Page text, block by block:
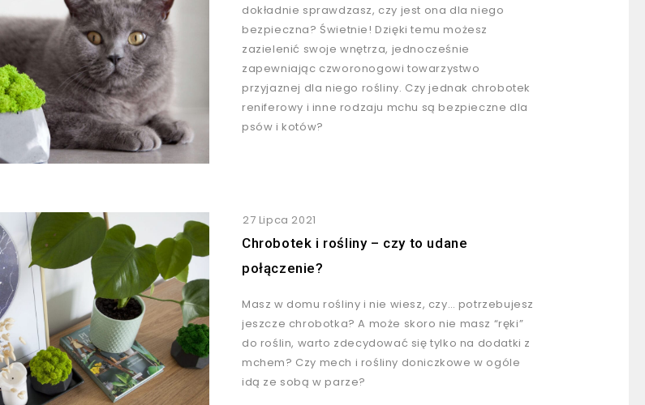
dokładnie sprawdzasz, czy jest ona dla niego
bezpieczna? Świetnie! Dzięki temu możesz
zazielenić swoje wnętrza, jednocześnie
zapewniając czworonogowi towarzystwo
przyjaznej dla niego rośliny. Czy jednak chrobotek
reniferowy i inne rodzaju mchu są bezpieczne dla
psów i kotów?
27 Lipca 2021
Chrobotek i rośliny – czy to udane
połączenie?
Masz w domu rośliny i nie wiesz, czy… potrzebujesz
jeszcze chrobotka? A może skoro nie masz “ręki”
do roślin, warto zdecydować się tylko na dodatki z
mchem? Czy mech i rośliny doniczkowe w ogóle
idą ze sobą w parze?